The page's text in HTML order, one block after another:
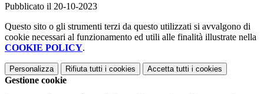
Pubblicato il 20-10-2023
Questo sito o gli strumenti terzi da questo utilizzati si avvalgono di
cookie necessari al funzionamento ed utili alle finalità illustrate nella
COOKIE POLICY.
Personalizza Rifiuta tutti i cookies Accetta tutti i cookies
Gestione cookie